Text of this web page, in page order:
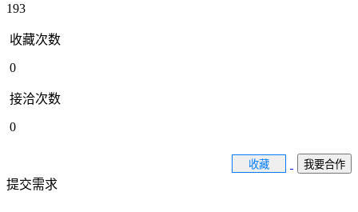
193
收藏次数
0
接洽次数
0
收藏 我要合作
提交需求